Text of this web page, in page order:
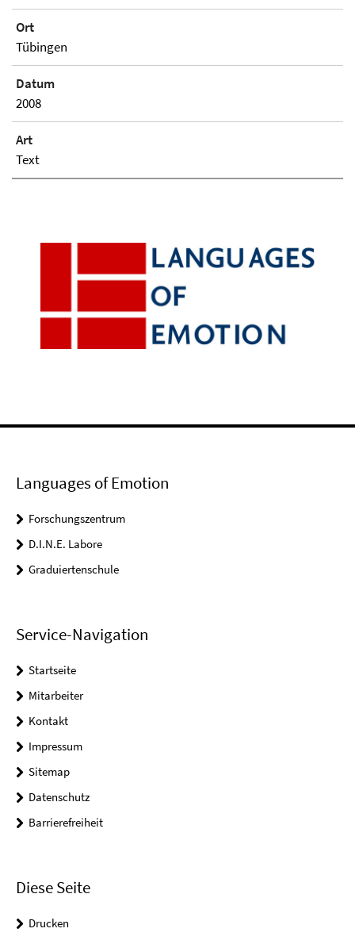
Ort
Tübingen
Datum
2008
Art
Text
Languages of Emotion
Forschungszentrum
D.I.N.E. Labore
Graduiertenschule
Service-Navigation
Startseite
Mitarbeiter
Kontakt
Impressum
Sitemap
Datenschutz
Barrierefreiheit
Diese Seite
Drucken